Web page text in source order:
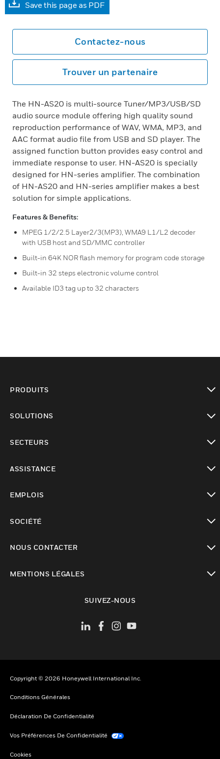
Save this page as PDF
Contactez-nous
Trouver un partenaire
The HN-AS20 is multi-source Tuner/MP3/USB/SD
audio source module offering high quality sound
reproduction performance of WAV, WMA, MP3, and
AAC format audio file from USB and SD player. The
assigned function button provides easy control and
immediate response to user. HN-AS20 is specially
designed for HN-series amplifier. The combination
of HN-AS20 and HN-series amplifier makes a best
solution for simple applications.
Features & Benefits:
MPEG 1/2/2.5 Layer2/3(MP3), WMA9 L1/L2 decoder
with USB host and SD/MMC controller
Built-in 64K NOR flash memory for program code storage
Built-in 32 steps electronic volume control
Available ID3 tag up to 32 characters
PRODUITS
SOLUTIONS
SECTEURS
ASSISTANCE
EMPLOIS
SOCIÉTÉ
NOUS CONTACTER
MENTIONS LÉGALES
SUIVEZ-NOUS
Copyright © 2026 Honeywell International Inc.
Conditions Générales
Déclaration De Confidentialité
Vos Préférences De Confidentialité
Cookies